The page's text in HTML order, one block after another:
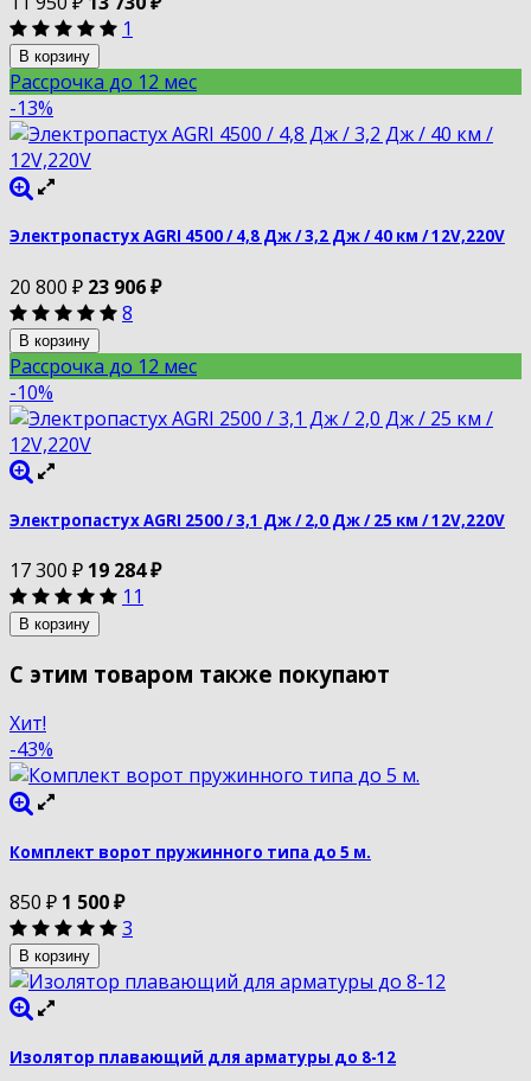
1
В корзину
Рассрочка до 12 мес
-13%
Электропастух AGRI 4500 / 4,8 Дж / 3,2 Дж / 40 км / 12V,220V
20 800 ₽ 23 906₽
8
В корзину
Рассрочка до 12 мес
-10%
Электропастух AGRI 2500 / 3,1 Дж / 2,0 Дж / 25 км / 12V,220V
17 300 ₽ 19 284₽
11
В корзину
С этим товаром также покупают
Хит!
-43%
Комплект ворот пружинного типа до 5 м.
850 ₽ 1 500₽
3
В корзину
Изолятор плавающий для арматуры до 8-12